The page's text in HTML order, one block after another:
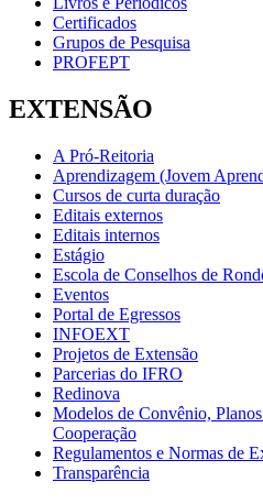
Certificados
Grupos de Pesquisa
PROFEPT
EXTENSÃO
A Pró-Reitoria
Aprendizagem (Jovem
Cursos de curta duração
Editais externos
Editais internos
Estágio
Escola de Conselhos de
Eventos
Portal de Egressos
INFOEXT
Projetos de Extensão
Parcerias do IFRO
Redinova
Modelos de Convênio,
Cooperação
Regulamentos e Normas de
Transparência